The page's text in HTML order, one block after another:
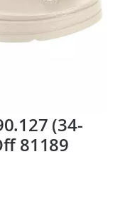
(34-
81189